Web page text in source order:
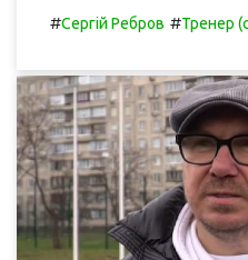
#Сергій Ребров #Тренер